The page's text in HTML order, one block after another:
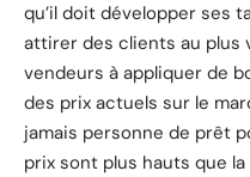
qu’il doit développer ses
attirer des clients au plus
vendeurs à appliquer de
des prix actuels sur le
jamais personne de prêt
prix sont plus hauts que la